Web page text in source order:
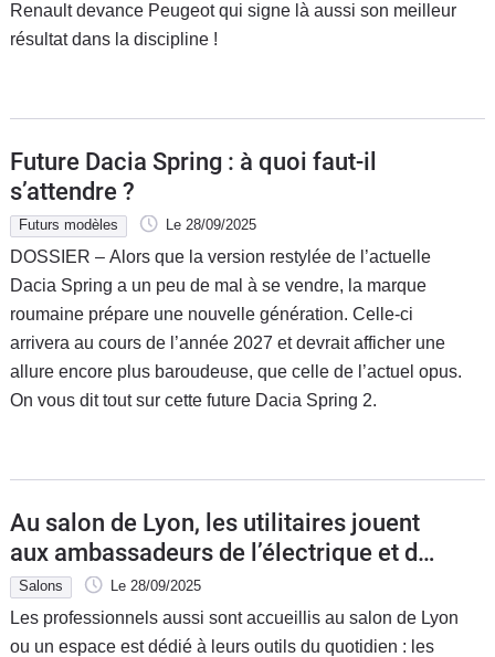
Renault devance Peugeot qui signe là aussi son meilleur
résultat dans la discipline !
Future Dacia Spring : à quoi faut-il
s’attendre ?
Futurs modèles Le 28/09/2025
DOSSIER – Alors que la version restylée de l’actuelle
Dacia Spring a un peu de mal à se vendre, la marque
roumaine prépare une nouvelle génération. Celle-ci
arrivera au cours de l’année 2027 et devrait afficher une
allure encore plus baroudeuse, que celle de l’actuel opus.
On vous dit tout sur cette future Dacia Spring 2.
Au salon de Lyon, les utilitaires jouent
aux ambassadeurs de l’électrique et du
PHEV
Salons Le 28/09/2025
Les professionnels aussi sont accueillis au salon de Lyon
ou un espace est dédié à leurs outils du quotidien : les